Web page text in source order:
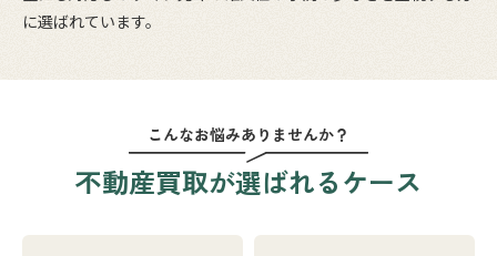
に選ばれています。
こんなお悩みありませんか？
不動産買取が選ばれるケース